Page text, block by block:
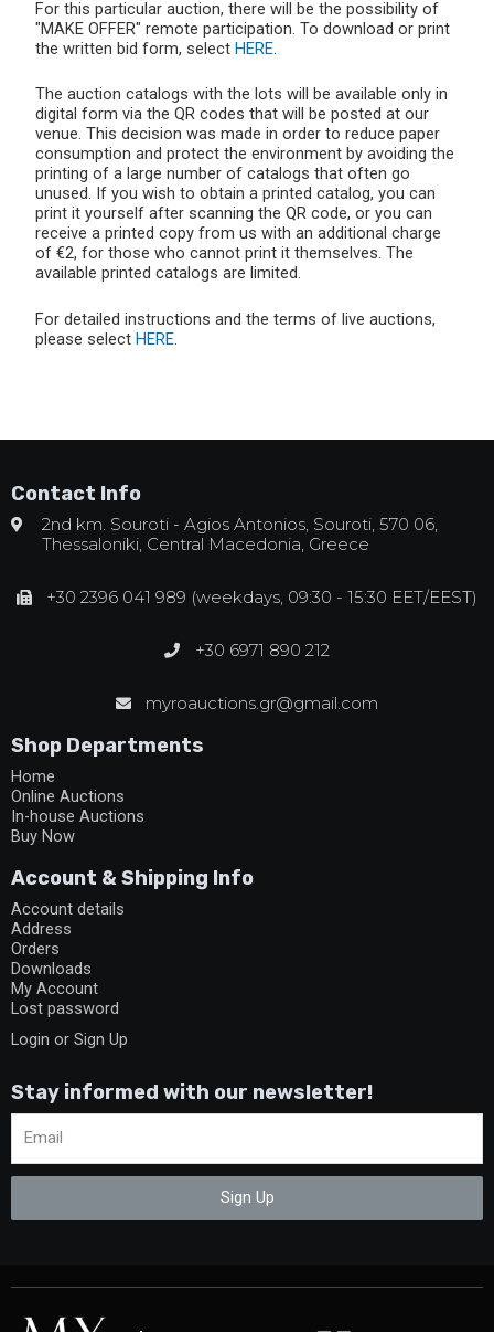
For this particular auction, there will be the possibility of
"MAKE OFFER" remote participation. To download or print
the written bid form, select HERE.
The auction catalogs with the lots will be available only in
digital form via the QR codes that will be posted at our
venue. This decision was made in order to reduce paper
consumption and protect the environment by avoiding the
printing of a large number of catalogs that often go
unused. If you wish to obtain a printed catalog, you can
print it yourself after scanning the QR code, or you can
receive a printed copy from us with an additional charge
of €2, for those who cannot print it themselves. The
available printed catalogs are limited.
For detailed instructions and the terms of live auctions,
please select HERE.
Contact Info
2nd km. Souroti - Agios Antonios, Souroti, 570 06,
Thessaloniki, Central Macedonia, Greece
+30 2396 041 989 (weekdays, 09:30 - 15:30 EET/EEST)
+30 6971 890 212
myroauctions.gr@gmail.com
Shop Departments
Home
Online Auctions
In-house Auctions
Buy Now
Account & Shipping Info
Account details
Address
Orders
Downloads
My Account
Lost password
Login or Sign Up
Stay informed with our newsletter!
Sign Up